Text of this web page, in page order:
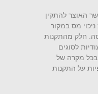
את שר האוצר להתקין
מס במקור
חלק מהתקנות
לסוגים
מקרה של
על התקנות